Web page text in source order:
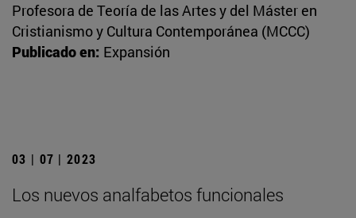
Profesora de Teoría de las Artes y del Máster en
Cristianismo y Cultura Contemporánea (MCCC)
Publicado en: Expansión
03 | 07 | 2023
Los nuevos analfabetos funcionales